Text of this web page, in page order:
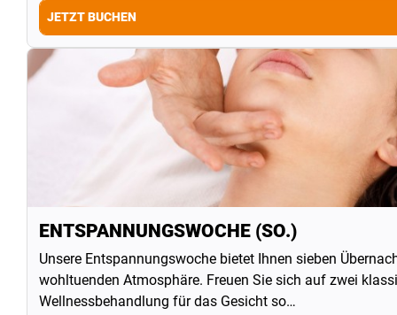
JETZT BUCHEN
ENTSPANNUNGSWOCHE (SO.)
Unsere Entspannungswoche bietet Ihnen sieben
wohltuenden Atmosphäre. Freuen Sie sich auf zwei
Wellnessbehandlung für das Gesicht so…